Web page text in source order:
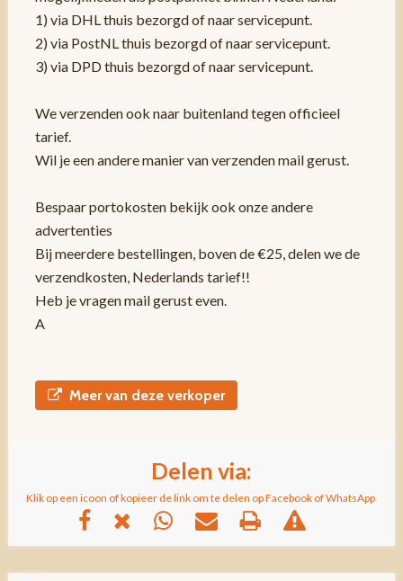
1) via DHL thuis bezorgd of naar servicepunt.
2) via PostNL thuis bezorgd of naar servicepunt.
3) via DPD thuis bezorgd of naar servicepunt.
We verzenden ook naar buitenland tegen officieel
tarief.
Wil je een andere manier van verzenden mail gerust.
Bespaar portokosten bekijk ook onze andere
advertenties
Bij meerdere bestellingen, boven de €25, delen we de
verzendkosten, Nederlands tarief!!
Heb je vragen mail gerust even.
A
Meer van deze verkoper
Delen via:
Klik op een icoon of kopieer de link om te delen op Facebook of WhatsApp